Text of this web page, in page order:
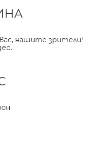
нашите зрители!